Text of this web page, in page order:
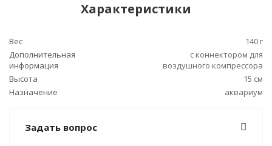
Характеристики
Вес
140 г
Дополнительная
информация
с коннектором для
воздушного компрессора
Высота
15 см
Назначение
аквариум
Задать вопрос